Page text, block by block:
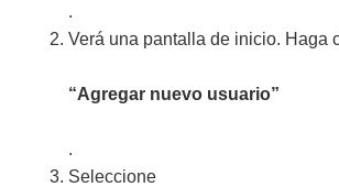
.
Verá una pantalla de inicio. Haga
“Agregar nuevo usuario”
.
Seleccione